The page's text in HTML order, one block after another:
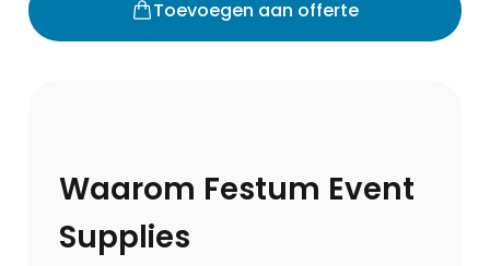
Toevoegen aan offerte
Waarom Festum Event
Supplies